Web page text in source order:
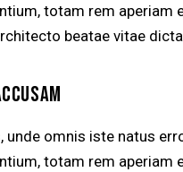
totam rem aperiam
beatae vitae
unde omnis iste natus
totam rem aperiam